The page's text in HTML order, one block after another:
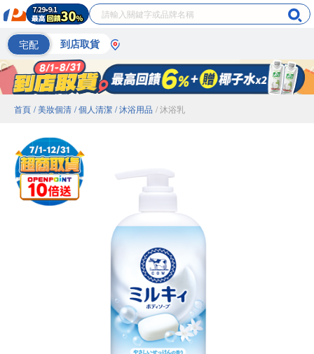
宅配 到店取貨
首頁 / 美妝個清 / 個人清潔 / 沐浴用品 / 沐浴乳